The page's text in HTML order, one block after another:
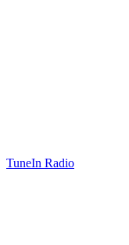
TuneIn Radio